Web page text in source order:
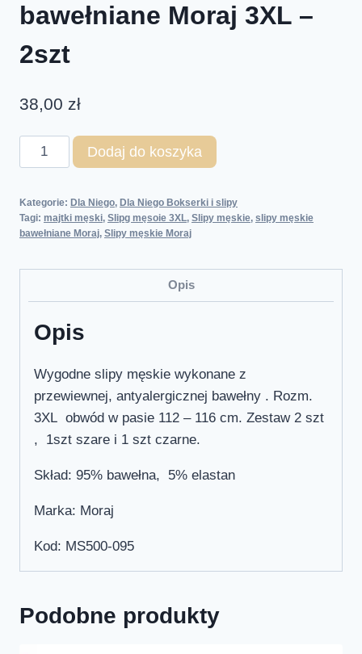
bawełniane Moraj 3XL –
2szt
38,00 zł
Dodaj do koszyka
Kategorie: Dla Niego, Dla Niego Bokserki i slipy
Tagi: majtki męski, Slipg męsoie 3XL, Slipy męskie, slipy męskie
bawełniane Moraj, Slipy męskie Moraj
Opis
Opis
Wygodne slipy męskie wykonane z
przewiewnej, antyalergicznej bawełny . Rozm.
3XL obwód w pasie 112 – 116 cm. Zestaw 2 szt
, 1szt szare i 1 szt czarne.
Skład: 95% bawełna, 5% elastan
Marka: Moraj
Kod: MS500-095
Podobne produkty